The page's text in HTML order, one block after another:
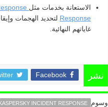
الاستعانة بخدمات مثل
Response لتحديد الهجمات
غاياتهم النهائية.
نشر Facebook
وسوم INCIDENT RESPONSE